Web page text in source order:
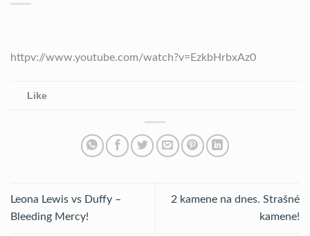
httpv://www.youtube.com/watch?v=EzkbHrbxAz0
Like
Leona Lewis vs Duffy –
Bleeding Mercy!
2 kamene na dnes. Strašné
kamene!